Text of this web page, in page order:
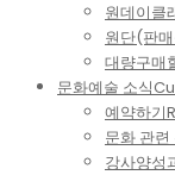
원데이클
원단(판
대량구매
문화예술 소식
예약하기
문화 관련
강사양성